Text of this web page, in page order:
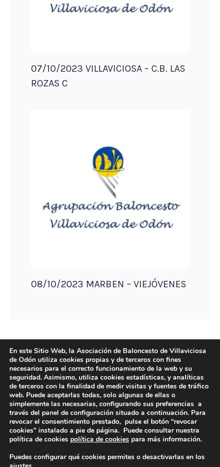
07/10/2023 VILLAVICIOSA – C.B. LAS
ROZAS C
08/10/2023 MARBEN – VIEJÓVENES
DIRECCIÓN
Camino de Sacedón 15
Villaviciosa de Odón (Madrid)
En este Sitio Web, la Asociación de Baloncesto de Villaviciosa
de Odón utiliza cookies propias y de terceros con fines
necesarios para el correcto funcionamiento de la web y su
seguridad. Asimismo, utiliza cookies estadísticas, y analíticas
de terceros con la finalidad de medir visitas y fuentes de tráfico
web. Puede aceptarlas todas, solo algunas de ellas o
simplemente las necesarias, configurando sus preferencias a
través del panel de configuración situado a continuación. Para
revocar el consentimiento prestado, pulse el botón “revocar
cookies” instalado a pie de página. Puede consultar nuestra
política de cookies política de cookies para más información.
Puedes configurar qué cookies permites o desactivarlas en los